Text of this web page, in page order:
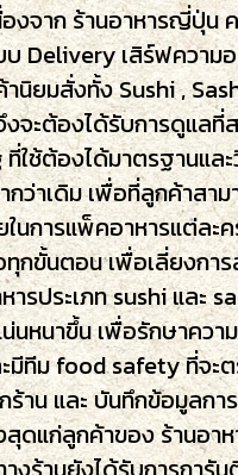
านอาหารญี่ปุ่น คา
บ Delivery เสิร์ฟความ
นิยมสั่งทั้ง Sushi ,
งจะต้องได้รับการดูแล
ใช้ต้องได้มาตรฐานแล
ว่าเดิม เพื่อที่ลูกค้าสาม
ในการแพ็คอาหารแต่ละ
กขั้นตอน เพื่อเลี่ยงกา
ารประเภท sushi และ
นหนาขึ้น เพื่อรักษาควา
มีทีม food safety ที่จะ
าน และ บันทึกข้อมูลกา
ดแก่ลูกค้าของ ร้านอา